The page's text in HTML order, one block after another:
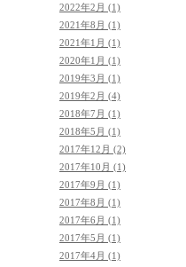
2022年2月 (1)
2021年8月 (1)
2021年1月 (1)
2020年1月 (1)
2019年3月 (1)
2019年2月 (4)
2018年7月 (1)
2018年5月 (1)
2017年12月 (2)
2017年10月 (1)
2017年9月 (1)
2017年8月 (1)
2017年6月 (1)
2017年5月 (1)
2017年4月 (1)